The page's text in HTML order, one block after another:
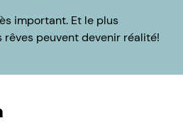
important. Et le plus
peuvent devenir réalité!